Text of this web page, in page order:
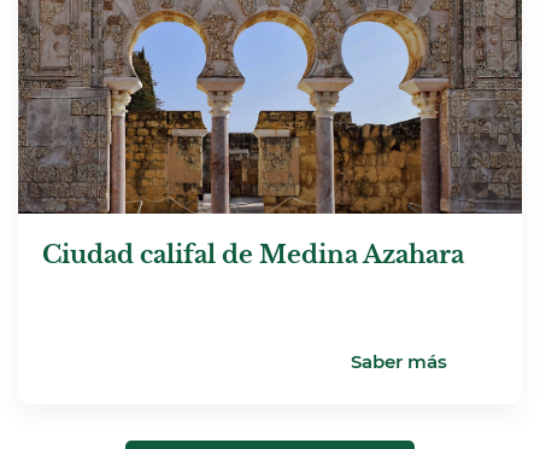
Ciudad califal de Medina Azahara
Saber más